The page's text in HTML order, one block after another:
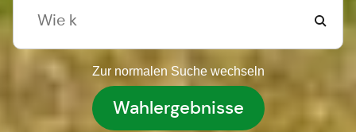
Zur normalen Suche wechseln
Wahlergebnisse